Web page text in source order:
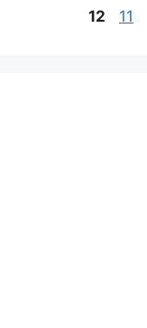
Page
11
Page
12